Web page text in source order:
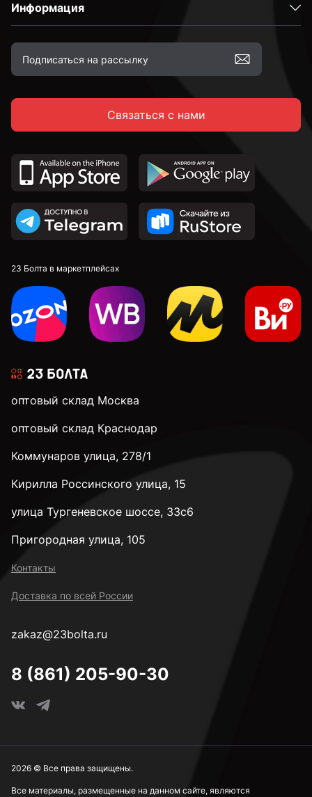
Информация
Связаться с нами
23 Болта в маркетплейсах
оптовый склад Москва
оптовый склад Краснодар
Коммунаров улица, 278/1
Кирилла Россинского улица, 15
улица Тургеневское шоссе, 33с6
Пригородная улица, 105
Контакты
Доставка по всей России
zakaz@23bolta.ru
8 (861) 205-90-30
Все материалы, размещенные на данном сайте, являются
2026 © Все права защищены.